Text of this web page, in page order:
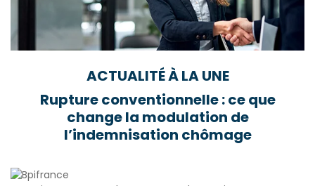
ACTUALITÉ À LA UNE
Rupture conventionnelle : ce que
change la modulation de
l’indemnisation chômage